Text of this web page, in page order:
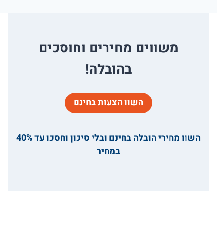
משווים מחירים וחוסכים
בהובלה!
השוו הצעות בחינם
השוו מחירי הובלה בחינם ובלי סיכון וחסכו עד 40%
במחיר